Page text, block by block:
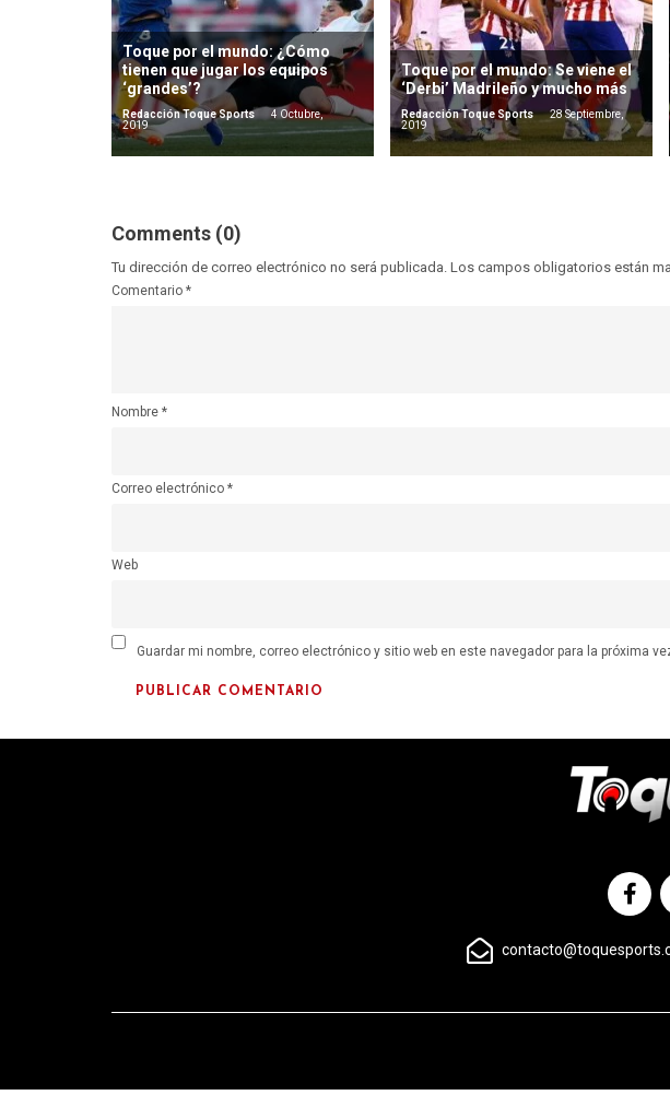
Toque por el mundo: ¿Cómo
tienen que jugar los equipos
‘grandes’?
Redacción Toque Sports
4 Octubre,
2019
Toque por el mundo: Se viene el
‘Derbi’ Madrileño y mucho más
Redacción Toque Sports
28 Septiembre,
2019
Comments (0)
Tu dirección de correo electrónico no será publicada. Los campos obligatorios están
Comentario *
Nombre *
Correo electrónico *
Web
Guardar mi nombre, correo electrónico y sitio web en este navegador para la próxima